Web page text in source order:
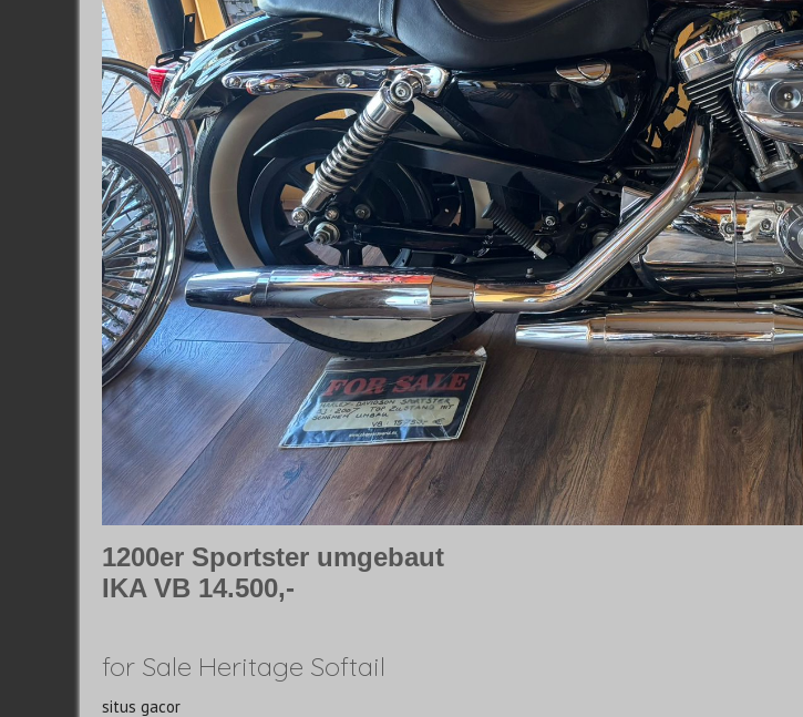
1200er Sportster umgebaut
IKA VB 14.500,-
for Sale Heritage Softail
situs gacor